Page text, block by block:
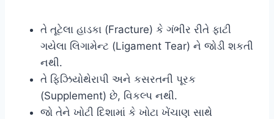
તે તૂટેલા હાડકા (Fracture) કે ગંભીર રીતે ફાટી
ગયેલા લિગામેન્ટ (Ligament Tear) ને જોડી શકતી
નથી.
તે ફિઝિયોથેરાપી અને કસરતની પૂરક
(Supplement) છે, વિકલ્પ નથી.
જો તેને ખોટી દિશામાં કે ખોટા ખેંચાણ સાથે